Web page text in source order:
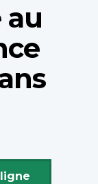
au